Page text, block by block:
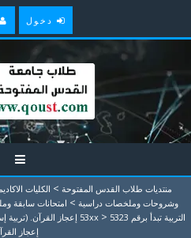
دخول
منتديات طلاب القدس المفتوحة > الكليات
وشروحات وملخصات دراسية > امتحانات سابقة
التربية تبدأ برقم 53xx
> 5323 إعجاز القرآن. (تربية إسلامية)
إعجاز